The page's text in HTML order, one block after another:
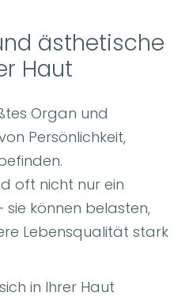
ästhetische
Haut
Organ und
Persönlichkeit,
oft nicht nur ein
können belasten,
Lebensqualität stark
in Ihrer Haut